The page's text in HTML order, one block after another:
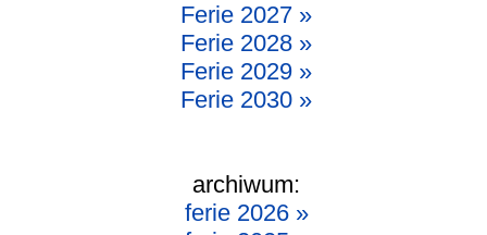
Ferie 2027 »
Ferie 2028 »
Ferie 2029 »
Ferie 2030 »
archiwum:
ferie 2026 »